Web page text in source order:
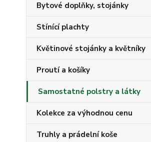
Bytové doplňky, stojánky
Stínící plachty
Květinové stojánky a květníky
Proutí a košíky
Samostatné polstry a látky
Kolekce za výhodnou cenu
Truhly a prádelní koše